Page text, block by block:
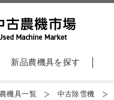
新品農機具を探す
機具一覧 中古除雪機